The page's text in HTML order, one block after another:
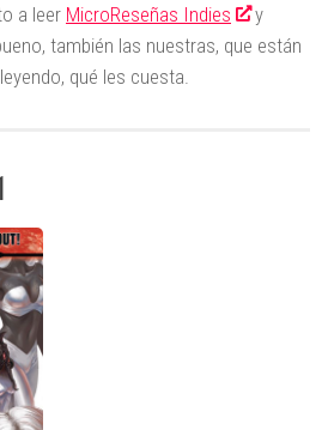
a leer MicroReseñas Indies
y
también las nuestras, que están
qué les cuesta.